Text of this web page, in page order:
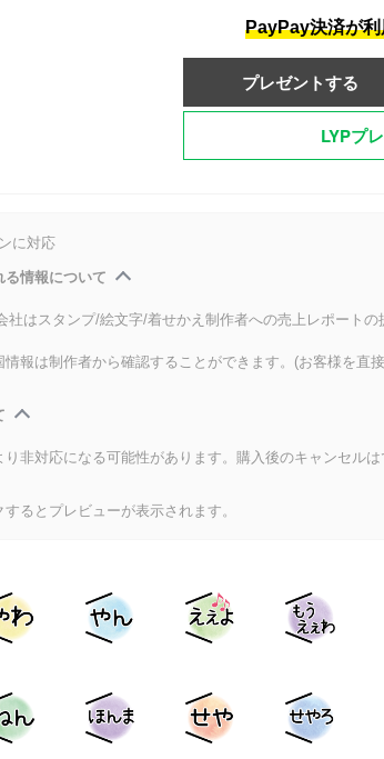
PayPay決済が
プレゼントする
LYPプ
に対応
る情報について
社はスタンプ/絵文字/着せかえ制作者への売上レポート
情報は制作者から確認することができます。(お客様を直
非対応になる可能性があります。購入後のキャンセルは
るとプレビューが表示されます。